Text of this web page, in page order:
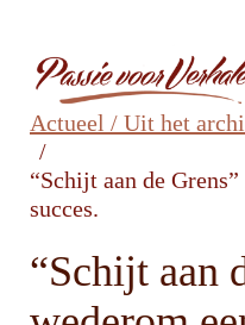
Actueel / Uit het
“Schijt aan de
succes.
“Schijt aan